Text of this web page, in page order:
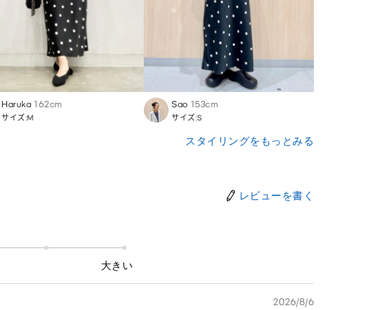
Haruka 162cm
サイズ:M
Sao 153cm
サイズ:S
スタイリングをもっとみる
レビューを書く
大きい
2026/8/6